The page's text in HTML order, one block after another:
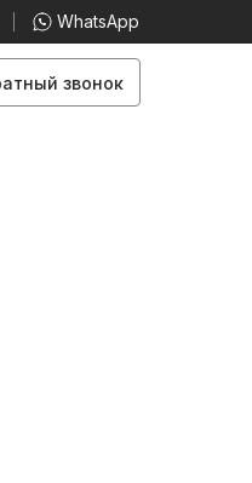
WhatsApp
звонок